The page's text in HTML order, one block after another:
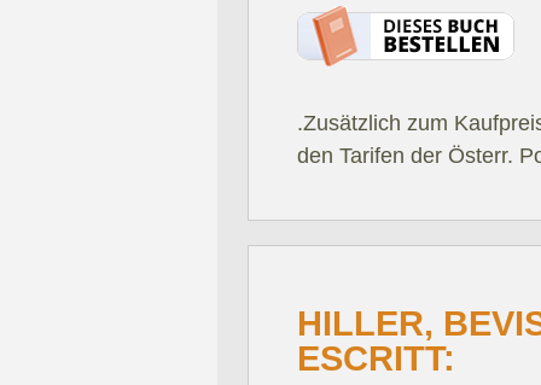
.Zusätzlich zum
den Tarifen der Österr.
HILLER,
ESCRITT: